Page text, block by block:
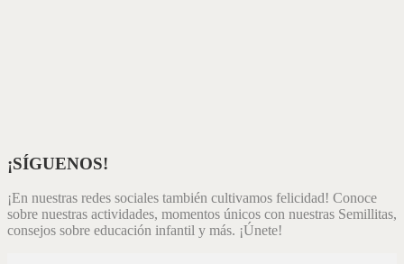
¡SÍGUENOS!
¡En nuestras redes sociales también cultivamos felicidad! Conoce
sobre nuestras actividades, momentos únicos con nuestras Semillitas,
consejos sobre educación infantil y más. ¡Únete!